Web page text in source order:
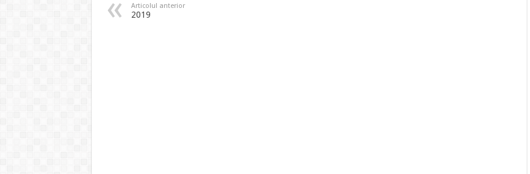
Articolul anterior
2019